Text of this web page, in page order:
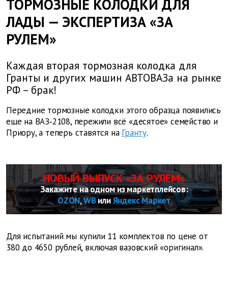
ТОРМОЗНЫЕ КОЛОДКИ ДЛЯ
ЛАДЫ — ЭКСПЕРТИЗА «ЗА
РУЛЕМ»
Каждая вторая тормозная колодка для
Гранты и других машин АВТОВАЗа на рынке
РФ – брак!
Передние тормозные колодки этого образца появились
еще на ВАЗ‑2108, пережили всё «десятое» семейство и
Приору, а теперь ставятся на Гранту.
НОВЫЙ ВЫПУСК «ЗА РУЛЕМ»
Закажите на одном из маркетплейсов:
OZON,WBилиЯндекс Маркет
Для испытаний мы купили 11 комплектов по цене от
380 до 4650 рублей, включая вазовский «оригинал».